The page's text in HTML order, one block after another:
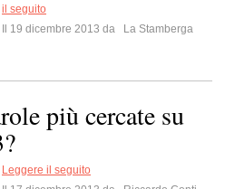
il seguito
Il 19 dicembre 2013 da
La Stamberga
più cercate su
Leggere il seguito